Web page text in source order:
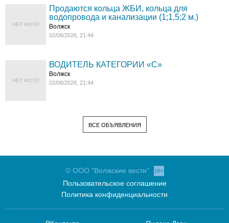
НЕТ ФОТО
Продаются кольца ЖБИ, кольца для
водопровода и канализации (1;1,5;2 м.)
Волжск
02/08/2026, 21:44
НЕТ ФОТО
ВОДИТЕЛЬ КАТЕГОРИИ «C»
Волжск
02/08/2026, 21:44
ВСЕ ОБЪЯВЛЕНИЯ
© ООО "Волжские вести" 16+
Пользовательское соглашение
Политика конфиденциальности